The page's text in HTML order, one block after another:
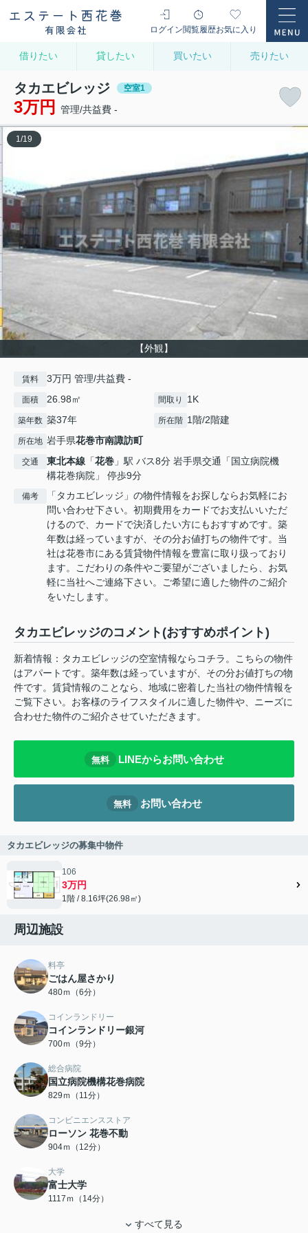
ログイン閲覧履歴お気に入り
借りたい 貸したい 買いたい 売りたい
タカエビレッジ 空室1
3万円 管理/共益費 -
【外観】
1 /19
賃料 3万円 管理/共益費 -
面積 26.98㎡ 間取り 1K
築年数 築37年 所在階 1階/2階建
所在地 岩手県花巻市南諏訪町
交通 東北本線 「花巻 」駅 バス8分 岩手県交通「国立病院機
構花巻病院」 停歩9分
備考
「タカエビレッジ」の物件情報をお探しならお気軽にお
問い合わせ下さい。初期費用をカードでお支払いいただ
けるので、カードで決済したい方にもおすすめです。築
年数は経っていますが、その分お値打ちの物件です。当
社は花巻市にある賃貸物件情報を豊富に取り扱っており
ます。こだわりの条件やご要望がございましたら、お気
軽に当社へご連絡下さい。ご希望に適した物件のご紹介
をいたします。
タカエビレッジのコメント(おすすめポイント)
新着情報：タカエビレッジの空室情報ならコチラ。こちらの物件
はアパートです。築年数は経っていますが、その分お値打ちの物
件です。賃貸情報のことなら、地域に密着した当社の物件情報を
ご覧下さい。お客様のライフスタイルに適した物件や、ニーズに
合わせた物件のご紹介させていただきます。
無料 LINEからお問い合わせ
無料 お問い合わせ
タカエビレッジの募集中物件
106
3万円
1階 / 8.16坪(26.98㎡)
周辺施設
料亭
ごはん屋さかり
480ｍ（6分）
コインランドリー
コインランドリー銀河
700ｍ（9分）
総合病院
国立病院機構花巻病院
829ｍ（11分）
コンビニエンスストア
ローソン 花巻不動
904ｍ（12分）
大学
富士大学
1117ｍ（14分）
すべて見る